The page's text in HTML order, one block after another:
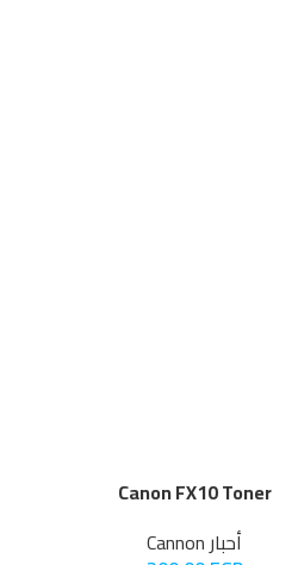
Canon FX10 Toner
أحبار Cannon